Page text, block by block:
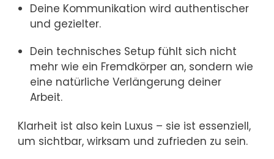
Deine Kommunikation wird authentischer
und gezielter.
Dein technisches Setup fühlt sich nicht
mehr wie ein Fremdkörper an, sondern wie
eine natürliche Verlängerung deiner
Arbeit.
Klarheit ist also kein Luxus – sie ist essenziell,
um sichtbar, wirksam und zufrieden zu sein.